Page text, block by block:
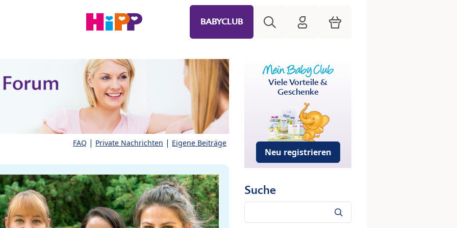
BABYCLUB HiPP Mein Babyclub
Warenkorb
FAQ | Private Nachrichten | Eigene Beiträge
Viele Vorteile &
Geschenke
Neu registrieren
Suche